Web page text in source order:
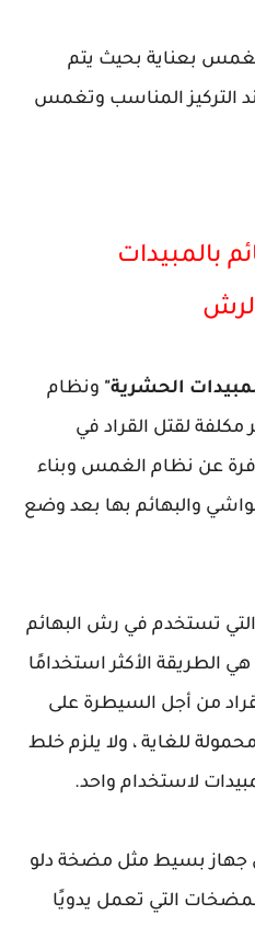
بعناية بحيث يتم
التركيز المناسب وتغمس
بالمبيدات
الحشرية" ونظام
لقتل القراد في
عن نظام الغمس وبناء
والبهائم بها بعد وضع
تستخدم في رش البهائم
الطريقة الأكثر استخدامًا
من أجل السيطرة على
للغاية ، ولا يلزم خلط
لاستخدام واحد.
جهاز بسيط مثل مضخة دلو
التي تعمل يدويًا